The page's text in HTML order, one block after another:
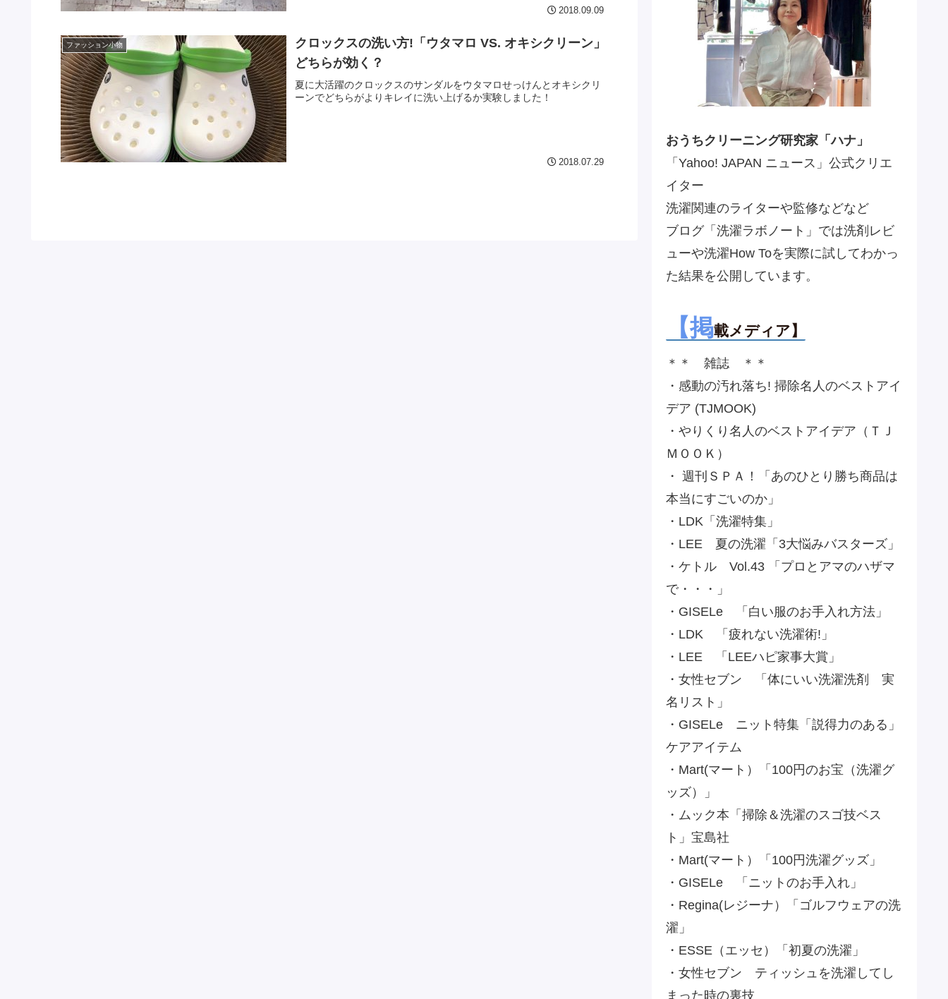
2018.09.09
ファッション小物
クロックスの洗い方!「ウタマロ VS. オキシクリーン」
どちらが効く？
夏に大活躍のクロックスのサンダルをウタマロせっけんとオキシクリ
ーンでどちらがよりキレイに洗い上げるか実験しました！
2018.07.29
おうちクリーニング研究家「ハナ」
「Yahoo! JAPAN ニュース」公式クリエ
イター
洗濯関連のライターや監修などなど
ブログ「洗濯ラボノート」では洗剤レビ
ューや洗濯How Toを実際に試してわかっ
た結果を公開しています。
【掲載メディア】
＊＊ 雑誌 ＊＊
・感動の汚れ落ち! 掃除名人のベストアイ
デア (TJMOOK)
・やりくり名人のベストアイデア（ＴＪ
ＭＯＯＫ）
・ 週刊ＳＰＡ！「あのひとり勝ち商品は
本当にすごいのか」
・LDK「洗濯特集」
・LEE 夏の洗濯「3大悩みバスターズ」
・ケトル Vol.43 「プロとアマのハザマ
で・・・」
・GISELe 「白い服のお手入れ方法」
・LDK 「疲れない洗濯術!」
・LEE 「LEEハピ家事大賞」
・女性セブン 「体にいい洗濯洗剤 実
名リスト」
・GISELe ニット特集「説得力のある」
ケアアイテム
・Mart(マート）「100円のお宝（洗濯グ
ッズ）」
・ムック本「掃除＆洗濯のスゴ技ベス
ト」宝島社
・Mart(マート）「100円洗濯グッズ」
・GISELe 「ニットのお手入れ」
・Regina(レジーナ）「ゴルフウェアの洗
濯」
・ESSE（エッセ）「初夏の洗濯」
・女性セブン ティッシュを洗濯してし
まった時の裏技